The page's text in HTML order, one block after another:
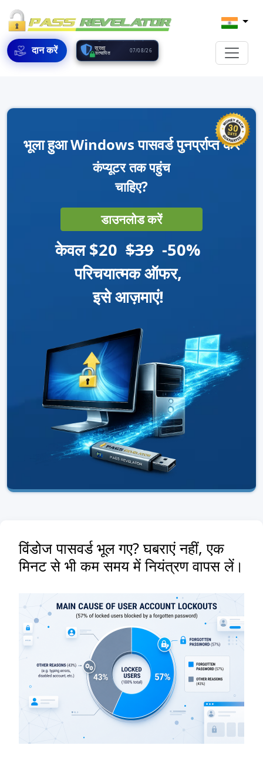
दान करें सुरक्षा
सत्यापित 07/08/26
भूला हुआ Windows पासवर्ड पुनर्प्राप्त करें
कंप्यूटर तक पहुंच
चाहिए?
डाउनलोड करें
केवल $20 $39 -50%
परिचयात्मक ऑफर,
इसे आज़माएं!
विंडोज पासवर्ड भूल गए? घबराएं नहीं, एक
मिनट से भी कम समय में नियंत्रण वापस लें।